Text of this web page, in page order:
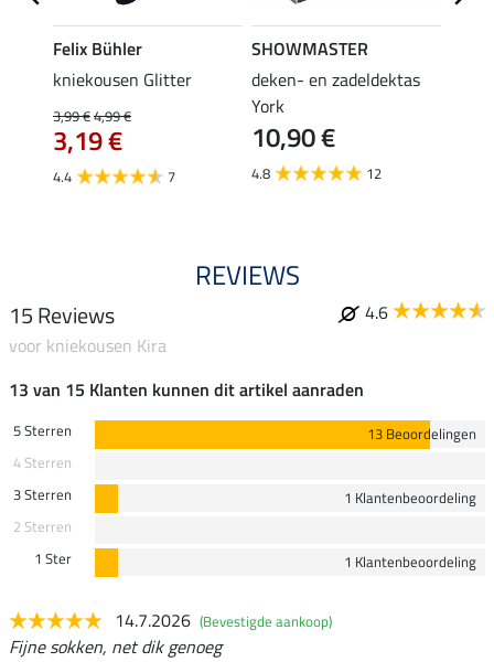
Felix Bühler
kniekousen Glitter
3,99 €4,99 €
3,19 €
4.4 7
SHOWMASTER
deken- en zadeldektas
York
10,90 €
4.8 12
REVIEWS
15 Reviews
4.6
voor kniekousen Kira
13 van 15 Klanten kunnen dit artikel aanraden
5 Sterren
13 Beoordelingen
4 Sterren
3 Sterren
1 Klantenbeoordeling
2 Sterren
1 Ster
1 Klantenbeoordeling
14.7.2026 (Bevestigde aankoop)
Fijne sokken, net dik genoeg